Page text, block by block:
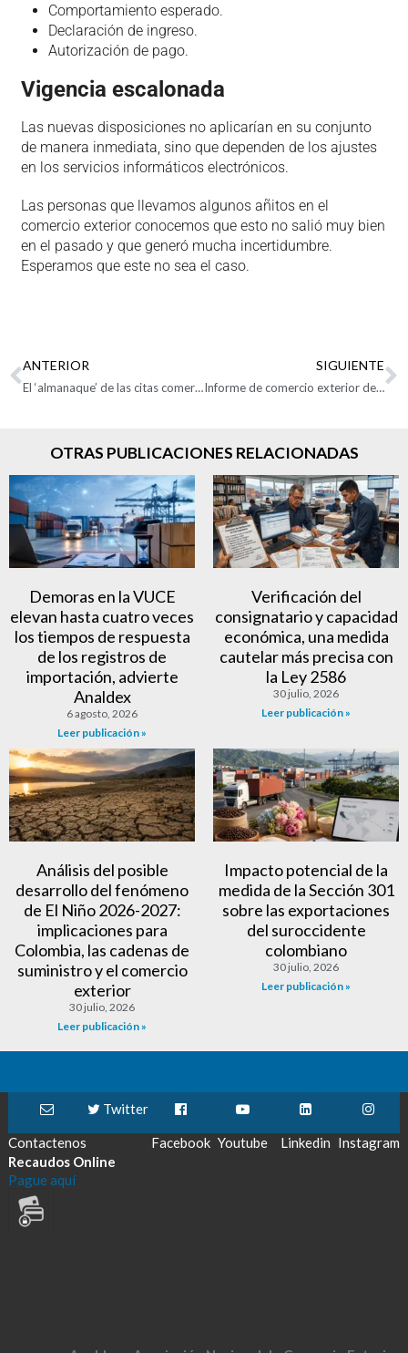
Comportamiento esperado.
Declaración de ingreso.
Autorización de pago.
Vigencia escalonada
Las nuevas disposiciones no aplicarían en su conjunto
de manera inmediata, sino que dependen de los ajustes
en los servicios informáticos electrónicos.
Las personas que llevamos algunos añitos en el
comercio exterior conocemos que esto no salió muy bien
en el pasado y que generó mucha incertidumbre.
Esperamos que este no sea el caso.
ANTERIOR
El ‘almanaque’ de las citas comerciales internacionales para exportadores colombianos para 2024
SIGUIENTE
Informe de comercio exterior de Zonas Francas Septiembre 2023
OTRAS PUBLICACIONES RELACIONADAS
Demoras en la VUCE
elevan hasta cuatro veces
los tiempos de respuesta
de los registros de
importación, advierte
Analdex
6 agosto, 2026
Leer publicación »
Verificación del
consignatario y capacidad
económica, una medida
cautelar más precisa con
la Ley 2586
30 julio, 2026
Leer publicación »
Análisis del posible
desarrollo del fenómeno
de El Niño 2026-2027:
implicaciones para
Colombia, las cadenas de
suministro y el comercio
exterior
30 julio, 2026
Leer publicación »
Impacto potencial de la
medida de la Sección 301
sobre las exportaciones
del suroccidente
colombiano
30 julio, 2026
Leer publicación »
Contactenos
Twitter
Facebook Youtube Linkedin Instagram
Recaudos Online
Pague aquí